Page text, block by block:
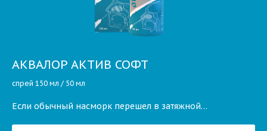
АКВАЛОР АКТИВ СОФТ
спрей 150 мл / 50 мл
Если обычный насморк перешел в затяжной…